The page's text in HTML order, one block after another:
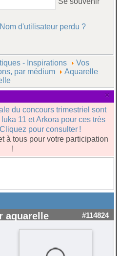
Nom d'utilisateur perdu ?
- Inspirations
Vos
par médium
Aquarelle
×
du concours trimestriel sont
11 et Arkora pour ces très
pour consulter !
à tous pour votre participation
!
aquarelle #114824